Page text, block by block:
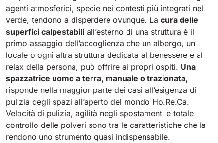
agenti atmosferici, specie nei contesti più integrati nel
verde, tendono a disperdere ovunque. La cura delle
superfici calpestabili all’esterno di una struttura è il
primo assaggio dell’accoglienza che un albergo, un
locale o ogni altra struttura dedicata al benessere e al
relax della persona, può offrire ai propri ospiti. Una
spazzatrice uomo a terra, manuale o trazionata,
risponde nella maggior parte dei casi all’esigenza di
pulizia degli spazi all’aperto del mondo Ho.Re.Ca.
Velocità di pulizia, agilità negli spostamenti e totale
controllo delle polveri sono tra le caratteristiche che la
rendono uno strumento quasi indispensabile.